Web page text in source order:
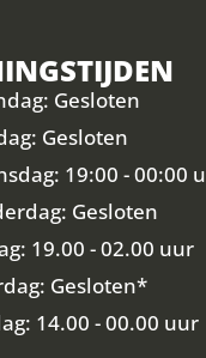
Gesloten
Gesloten
19:00 - 00:00
Gesloten
19.00 - 02.00 uur
Gesloten*
14.00 - 00.00 uur